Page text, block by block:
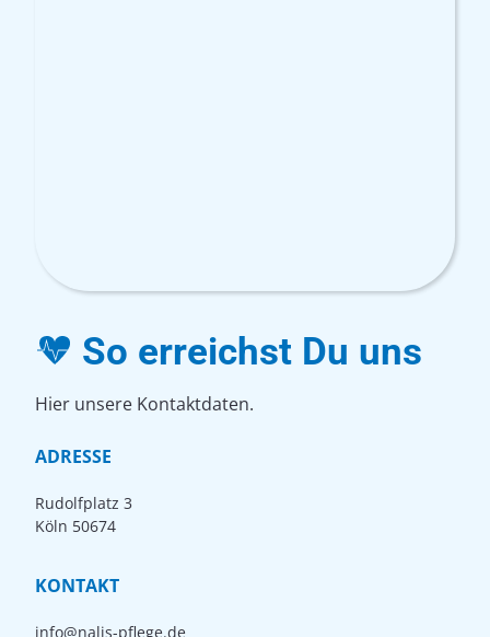
So erreichst Du uns
Hier unsere Kontaktdaten.
ADRESSE
Rudolfplatz 3
Köln 50674
KONTAKT
info@nalis-pflege.de